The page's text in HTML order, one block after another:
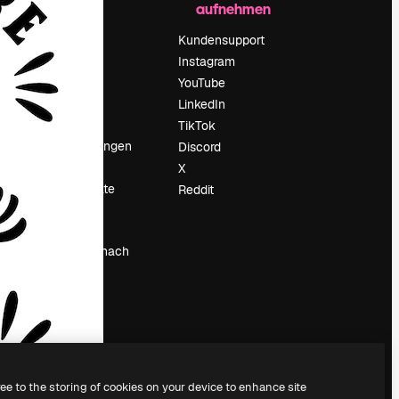
Preise
Reviews
Karriere
Suchtrends
Blog
Veranstaltungen
Deine Inhalte
Suchst du nach
aufnehmen
Kundensupport
Instagram
YouTube
LinkedIn
TikTok
Discord
X
Reddit
to the storing of cookies on your device to enhance site